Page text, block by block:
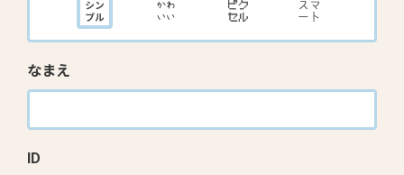
なまえ
ID